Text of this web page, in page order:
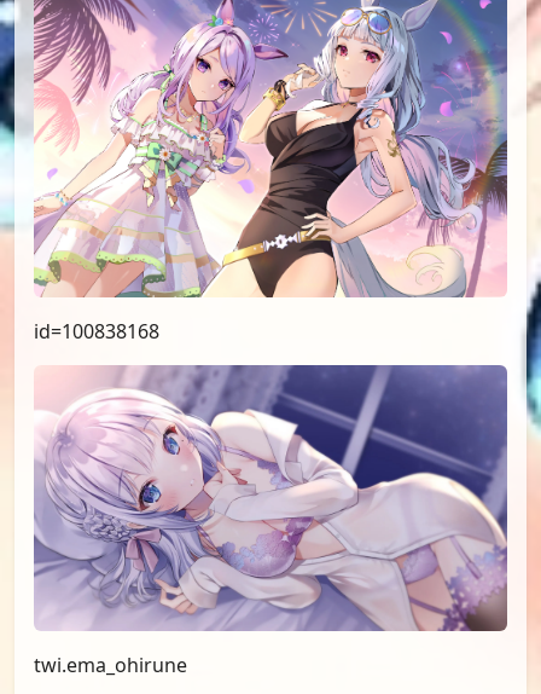
id=100838168
twi.ema_ohirune